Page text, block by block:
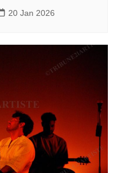
20 Jan 2026